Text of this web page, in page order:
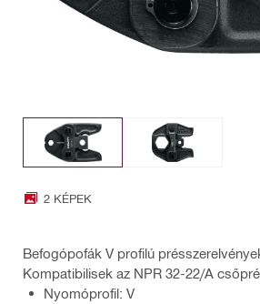
2 KÉPEK
Befogópofák V profilú
Kompatibilisek az NPR 32-22/A
Nyomóprofil: V